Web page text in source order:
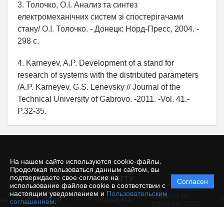
На нашем сайте используются cookie-файлы.
Продолжая пользоваться данным сайтом, вы
подтверждаете свое согласие на
использование файлов cookie в соответствии с
настоящим уведомлением и Пользовательским
соглашением
Согласен
3. Толочко, О.I. Анализ та синтез
електромеханiчних систем зi спостерiгачами
стану/ О.I. Толочко. - Донецк: Норд-Пресс, 2004. -
298 с.
4. Karneyev, A.P. Development of a stand for
research of systems with the distributed parameters
/A.P. Karneyev, G.S. Lenevsky // Journal of the
Technical University of Gabrovo. -2011. -Vol. 41.-
P.32-35.
© 2025 БГТУ
Политика
защиты и
обработки
Powered by